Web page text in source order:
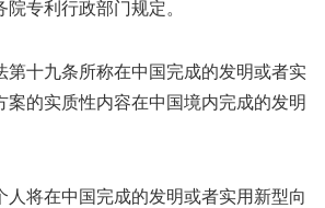
专利行政部门规定。
十九条所称在中国完成的发明或者实
案的实质性内容在中国境内完成的发明
人将在中国完成的发明或者实用新型向